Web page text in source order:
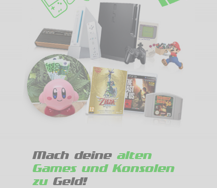
Mach deine alten
Games und Konsolen
zuGeld!